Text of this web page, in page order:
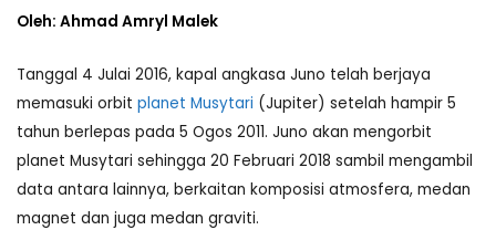
Oleh: Ahmad Amryl Malek
Tanggal 4 Julai 2016, kapal angkasa Juno telah berjaya
memasuki orbit planet Musytari (Jupiter) setelah hampir 5
tahun berlepas pada 5 Ogos 2011. Juno akan mengorbit
planet Musytari sehingga 20 Februari 2018 sambil mengambil
data antara lainnya, berkaitan komposisi atmosfera, medan
magnet dan juga medan graviti.